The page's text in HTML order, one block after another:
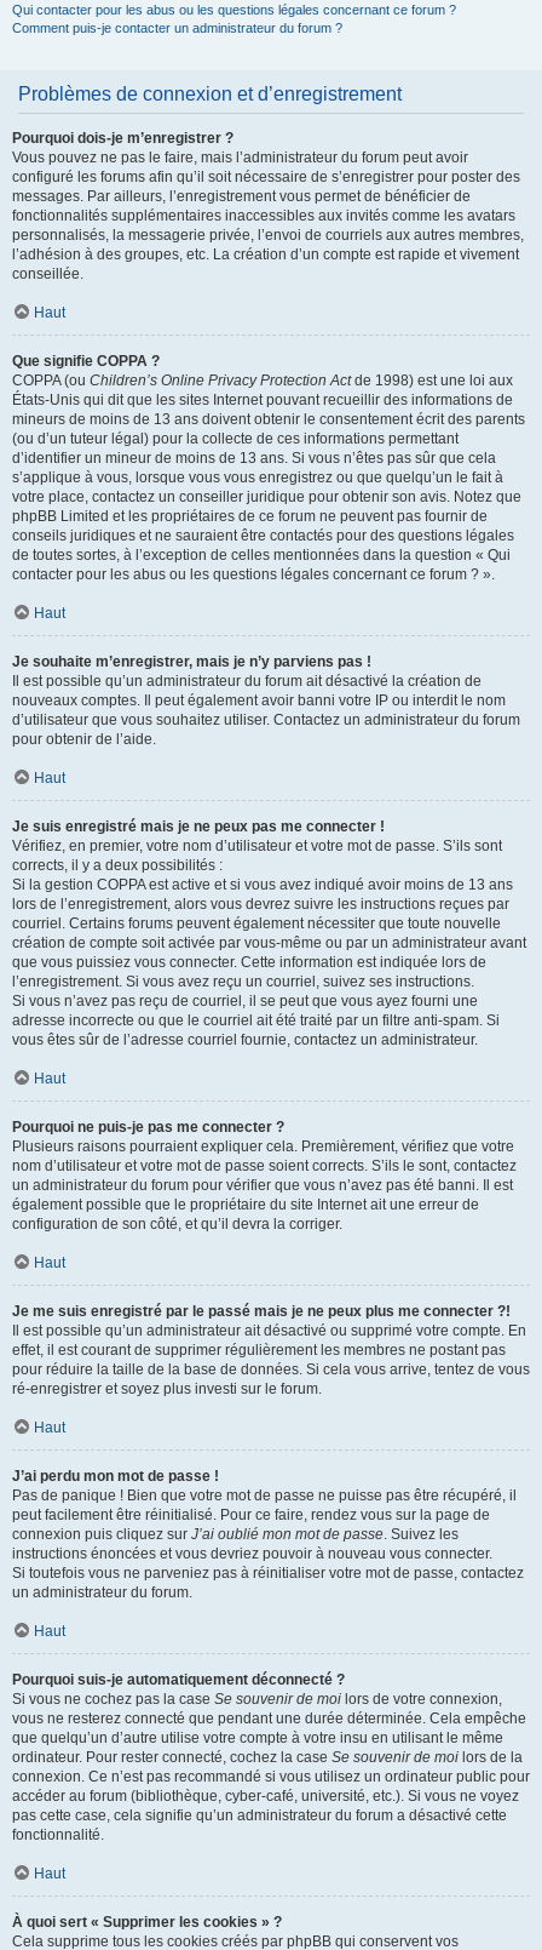
Qui contacter pour les abus ou les questions légales concernant ce forum ?
Comment puis-je contacter un administrateur du forum ?
Problèmes de connexion et d’enregistrement
Pourquoi dois-je m’enregistrer ?
Vous pouvez ne pas le faire, mais l’administrateur du forum peut avoir
configuré les forums afin qu’il soit nécessaire de s’enregistrer pour poster des
messages. Par ailleurs, l’enregistrement vous permet de bénéficier de
fonctionnalités supplémentaires inaccessibles aux invités comme les avatars
personnalisés, la messagerie privée, l’envoi de courriels aux autres membres,
l’adhésion à des groupes, etc. La création d’un compte est rapide et vivement
conseillée.
Haut
Que signifie COPPA ?
COPPA (ou Children’s Online Privacy Protection Actde 1998) est une loi aux
États-Unis qui dit que les sites Internet pouvant recueillir des informations de
mineurs de moins de 13 ans doivent obtenir le consentement écrit des parents
(ou d’un tuteur légal) pour la collecte de ces informations permettant
d’identifier un mineur de moins de 13 ans. Si vous n’êtes pas sûr que cela
s’applique à vous, lorsque vous vous enregistrez ou que quelqu’un le fait à
votre place, contactez un conseiller juridique pour obtenir son avis. Notez que
phpBB Limited et les propriétaires de ce forum ne peuvent pas fournir de
conseils juridiques et ne sauraient être contactés pour des questions légales
de toutes sortes, à l’exception de celles mentionnées dans la question « Qui
contacter pour les abus ou les questions légales concernant ce forum ? ».
Haut
Je souhaite m’enregistrer, mais je n’y parviens pas !
Il est possible qu’un administrateur du forum ait désactivé la création de
nouveaux comptes. Il peut également avoir banni votre IP ou interdit le nom
d’utilisateur que vous souhaitez utiliser. Contactez un administrateur du forum
pour obtenir de l’aide.
Haut
Je suis enregistré mais je ne peux pas me connecter !
Vérifiez, en premier, votre nom d’utilisateur et votre mot de passe. S’ils sont
corrects, il y a deux possibilités :
Si la gestion COPPA est active et si vous avez indiqué avoir moins de 13 ans
lors de l’enregistrement, alors vous devrez suivre les instructions reçues par
courriel. Certains forums peuvent également nécessiter que toute nouvelle
création de compte soit activée par vous-même ou par un administrateur avant
que vous puissiez vous connecter. Cette information est indiquée lors de
l’enregistrement. Si vous avez reçu un courriel, suivez ses instructions.
Si vous n’avez pas reçu de courriel, il se peut que vous ayez fourni une
adresse incorrecte ou que le courriel ait été traité par un filtre anti-spam. Si
vous êtes sûr de l’adresse courriel fournie, contactez un administrateur.
Haut
Pourquoi ne puis-je pas me connecter ?
Plusieurs raisons pourraient expliquer cela. Premièrement, vérifiez que votre
nom d’utilisateur et votre mot de passe soient corrects. S’ils le sont, contactez
un administrateur du forum pour vérifier que vous n’avez pas été banni. Il est
également possible que le propriétaire du site Internet ait une erreur de
configuration de son côté, et qu’il devra la corriger.
Haut
Je me suis enregistré par le passé mais je ne peux plus me connecter ?!
Il est possible qu’un administrateur ait désactivé ou supprimé votre compte. En
effet, il est courant de supprimer régulièrement les membres ne postant pas
pour réduire la taille de la base de données. Si cela vous arrive, tentez de vous
ré-enregistrer et soyez plus investi sur le forum.
Haut
J’ai perdu mon mot de passe !
Pas de panique ! Bien que votre mot de passe ne puisse pas être récupéré, il
peut facilement être réinitialisé. Pour ce faire, rendez vous sur la page de
connexion puis cliquez sur J’ai oublié mon mot de passe. Suivez les
instructions énoncées et vous devriez pouvoir à nouveau vous connecter.
Si toutefois vous ne parveniez pas à réinitialiser votre mot de passe, contactez
un administrateur du forum.
Haut
Pourquoi suis-je automatiquement déconnecté ?
Si vous ne cochez pas la case Se souvenir de moi lors de votre connexion,
vous ne resterez connecté que pendant une durée déterminée. Cela empêche
que quelqu’un d’autre utilise votre compte à votre insu en utilisant le même
ordinateur. Pour rester connecté, cochez la case Se souvenir de moi lors de la
connexion. Ce n’est pas recommandé si vous utilisez un ordinateur public pour
accéder au forum (bibliothèque, cyber-café, université, etc.). Si vous ne voyez
pas cette case, cela signifie qu’un administrateur du forum a désactivé cette
fonctionnalité.
Haut
À quoi sert « Supprimer les cookies » ?
Cela supprime tous les cookies créés par phpBB qui conservent vos